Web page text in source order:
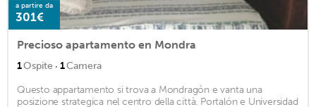
a partire da
301€
Precioso apartamento en Mondra
1Ospite · 1Camera
Questo appartamento si trova a Mondragón e vanta una
posizione strategica nel centro della città. Portalón e Universidad